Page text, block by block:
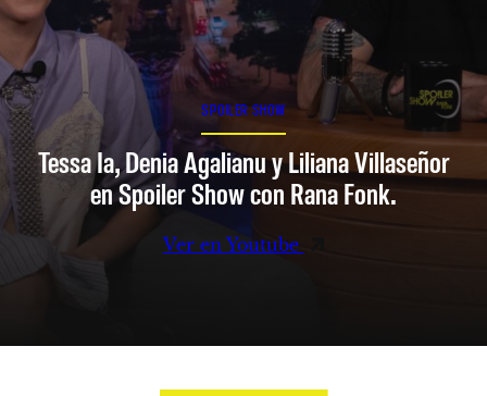
SPOILER SHOW
Tessa Ia, Denia Agalianu y Liliana Villaseñor
en Spoiler Show con Rana Fonk.
Ver en Youtube